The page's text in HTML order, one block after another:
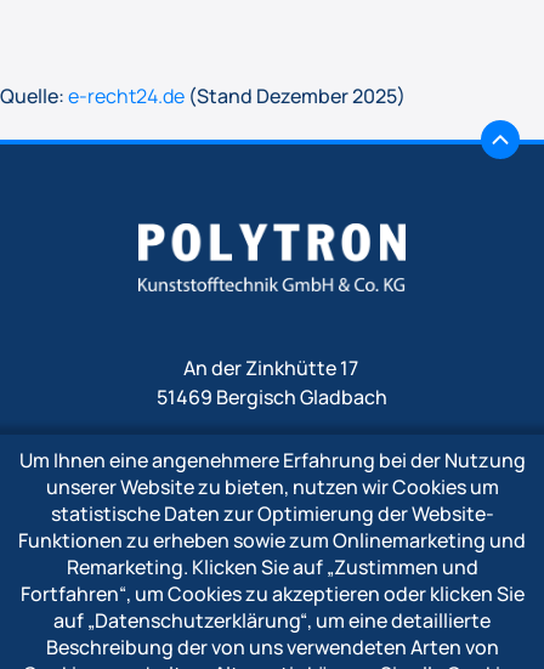
Quelle:e-recht24.de (Stand Dezember 2025)
An der Zinkhütte 17
51469 Bergisch Gladbach
Fon+49 2202 1009 0
Fax +49 2202 1009 333
Mailinfo@polytron-gmbh.de
www.polytron-gmbh.de
» Datenschutzerklärung
Um Ihnen eine angenehmere Erfahrung bei der Nutzung
unserer Website zu bieten, nutzen wir Cookies um
statistische Daten zur Optimierung der Website-
Funktionen zu erheben sowie zum Onlinemarketing und
Remarketing. Klicken Sie auf„Zustimmen und
Fortfahren“, um Cookies zu akzeptieren oder klicken Sie
auf„Datenschutzerklärung“, um eine detaillierte
Beschreibung der von uns verwendeten Arten von